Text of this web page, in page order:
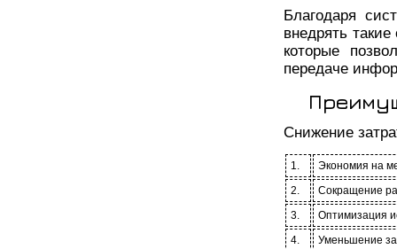
Благодаря
внедрять
которые
передаче
Снижение
1.
Экономия на
2.
Сокращение
3.
Оптимизация
4.
Уменьшение